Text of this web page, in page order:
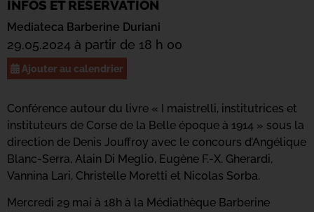
INFOS ET RÉSERVATION
Mediateca Barberine Duriani
29.05.2024 à partir de 18 h 00
Ajouter au calendrier
Conférence autour du livre « I maistrelli, institutrices et
instituteurs de Corse de la Belle époque à 1914 » sous la
direction de Denis Jouffroy avec le concours d’Angélique
Blanc-Serra, Alain Di Meglio, Eugène F.-X. Gherardi,
Vannina Lari, Christelle Moretti et Nicolas Sorba.
Mercredi 29 mai à 18h à la Médiathèque Barberine